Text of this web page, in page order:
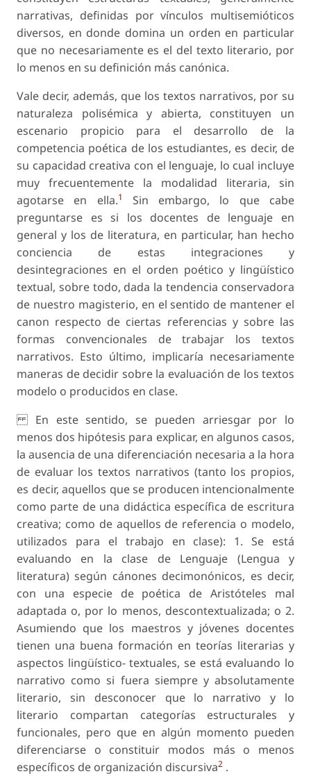
narrativas, definidas por vínculos multisemióticos
diversos, en donde domina un orden en particular
que no necesariamente es el del texto literario, por
lo menos en su definición más canónica.
Vale decir, además, que los textos narrativos, por su
naturaleza polisémica y abierta, constituyen un
escenario propicio para el desarrollo de la
competencia poética de los estudiantes, es decir, de
su capacidad creativa con el lenguaje, lo cual incluye
muy frecuentemente la modalidad literaria, sin
agotarse en ella.1
Sin embargo, lo que cabe
preguntarse es si los docentes de lenguaje en
general y los de literatura, en particular, han hecho
conciencia de estas integraciones y
desintegraciones en el orden poético y lingüístico
textual, sobre todo, dada la tendencia conservadora
de nuestro magisterio, en el sentido de mantener el
canon respecto de ciertas referencias y sobre las
formas convencionales de trabajar los textos
narrativos. Esto último, implicaría necesariamente
maneras de decidir sobre la evaluación de los textos
modelo o producidos en clase.
En este sentido, se pueden arriesgar por lo
menos dos hipótesis para explicar, en algunos casos,
la ausencia de una diferenciación necesaria a la hora
de evaluar los textos narrativos (tanto los propios,
es decir, aquellos que se producen intencionalmente
como parte de una didáctica específica de escritura
creativa; como de aquellos de referencia o modelo,
utilizados para el trabajo en clase): 1. Se está
evaluando en la clase de Lenguaje (Lengua y
literatura) según cánones decimonónicos, es decir,
con una especie de poética de Aristóteles mal
adaptada o, por lo menos, descontextualizada; o 2.
Asumiendo que los maestros y jóvenes docentes
tienen una buena formación en teorías literarias y
aspectos lingüístico- textuales, se está evaluando lo
narrativo como si fuera siempre y absolutamente
literario, sin desconocer que lo narrativo y lo
literario compartan categorías estructurales y
funcionales, pero que en algún momento pueden
diferenciarse o constituir modos más o menos
específicos de organización discursiva2 .